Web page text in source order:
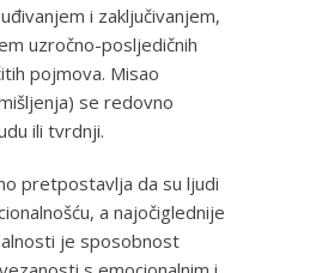
i zaključivanjem,
uzročno-posljedičnih
pojmova. Misao
se redovno
ili tvrdnji.
pretpostavlja da su ljudi
a najočiglednije
je sposobnost